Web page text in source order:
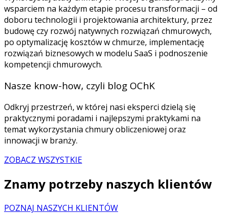
wsparciem na każdym etapie procesu transformacji – od
doboru technologii i projektowania architektury, przez
budowę czy rozwój natywnych rozwiązań chmurowych,
po optymalizację kosztów w chmurze, implementację
rozwiązań biznesowych w modelu SaaS i podnoszenie
kompetencji chmurowych.
Nasze know-how, czyli blog OChK
Odkryj przestrzeń, w której nasi eksperci dzielą się
praktycznymi poradami i najlepszymi praktykami na
temat wykorzystania chmury obliczeniowej oraz
innowacji w branży.
ZOBACZ WSZYSTKIE
Znamy potrzeby naszych klientów
POZNAJ NASZYCH KLIENTÓW